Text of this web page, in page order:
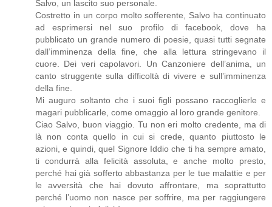
Salvo, un lascito suo personale.
Costretto in un corpo molto sofferente, Salvo ha continuato
ad esprimersi nel suo profilo di facebook, dove ha
pubblicato un grande numero di poesie, quasi tutti segnate
dall’imminenza della fine, che alla lettura stringevano il
cuore. Dei veri capolavori. Un Canzoniere dell’anima, un
canto struggente sulla difficoltà di vivere e sull’imminenza
della fine.
Mi auguro soltanto che i suoi figli possano raccoglierle e
magari pubblicarle, come omaggio al loro grande genitore.
Ciao Salvo, buon viaggio. Tu non eri molto credente, ma di
là non conta quello in cui si crede, quanto piuttosto le
azioni, e quindi, quel Signore Iddio che ti ha sempre amato,
ti condurrà alla felicità assoluta, e anche molto presto,
perché hai già sofferto abbastanza per le tue malattie e per
le avversità che hai dovuto affrontare, ma soprattutto
perché l’uomo non nasce per soffrire, ma per raggiungere